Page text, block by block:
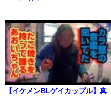
【イケメンBLゲイカップル】真